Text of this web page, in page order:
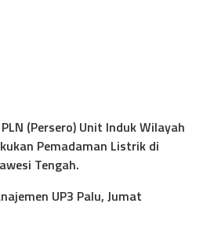
(Persero) Unit Induk Wilayah
Pemadaman Listrik di
Tengah.
UP3 Palu, Jumat